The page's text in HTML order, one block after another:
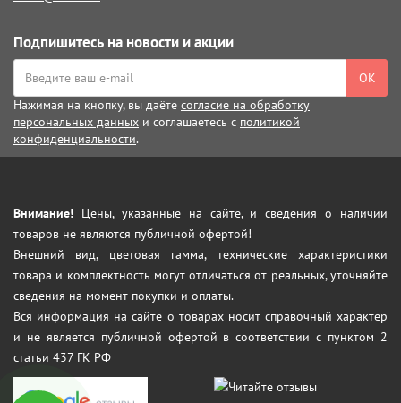
Подпишитесь на новости и акции
ОК
Нажимая на кнопку, вы даёте согласие на обработку
персональных данных и соглашаетесь с политикой
конфиденциальности.
Внимание! Цены, указанные на сайте, и сведения о наличии
товаров не являются публичной офертой!
Внешний вид, цветовая гамма, технические характеристики
товара и комплектность могут отличаться от реальных, уточняйте
сведения на момент покупки и оплаты.
Вся информация на сайте о товарах носит справочный характер
и не является публичной офертой в соответствии с пунктом 2
статьи 437 ГК РФ